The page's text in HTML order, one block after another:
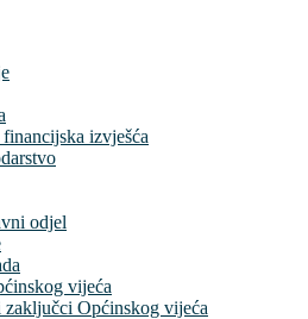
izvješća
odjel
vijeća
zaključci Općinskog vijeća